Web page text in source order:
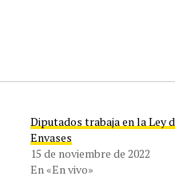
Diputados trabaja en la Ley
Envases
15 de noviembre de 2022
En «En vivo»